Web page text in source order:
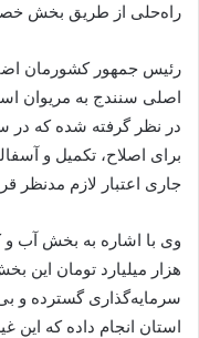
راه‌حلی از طریق بخش
رئیس جمهور کشورمان
در نظر گرفته شده که در
برای اصلاح، تکمیل و
جاری اعتبار لازم مدنظر
هزار میلیارد تومان این
سرمایه‌گذاری گسترده و
استان انجام داده که